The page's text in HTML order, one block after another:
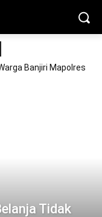
Banjiri Mapolres
Tidak